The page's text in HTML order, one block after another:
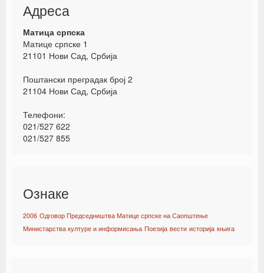
Адреса
Матица српска
Матице српске 1
21101 Нови Сад, Србија
Поштански преградак број 2
21104 Нови Сад, Србија
Телефони:
021/527 622
021/527 855
Ознаке
2006 Одговор Председништва Матице српске на Саопштење
Министарства културе и информисања Поезија вести историја књига